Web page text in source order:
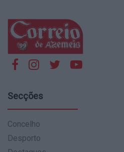
Secções
Concelho
Desporto